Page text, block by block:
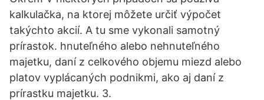
kalkulačka, na ktorej môžete určiť výpočet
takýchto akcií. A tu sme vykonali samotný
prírastok. hnuteľného alebo nehnuteľného
majetku, daní z celkového objemu miezd alebo
platov vyplácaných podnikmi, ako aj daní z
prírastku majetku. 3.